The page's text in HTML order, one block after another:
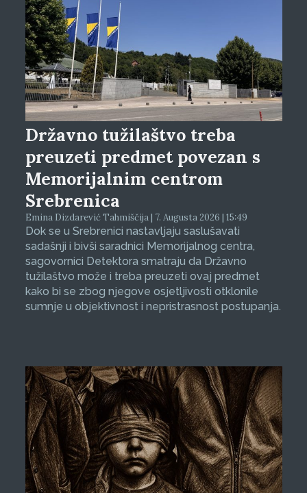
Državno tužilaštvo treba
preuzeti predmet povezan s
Memorijalnim centrom
Srebrenica
Emina Dizdarević Tahmiščija | 7. Augusta 2026 | 15:49
Dok se u Srebrenici nastavljaju saslušavati
sadašnji i bivši saradnici Memorijalnog centra,
sagovornici Detektora smatraju da Državno
tužilaštvo može i treba preuzeti ovaj predmet
kako bi se zbog njegove osjetljivosti otklonile
sumnje u objektivnost i nepristrasnost postupanja.